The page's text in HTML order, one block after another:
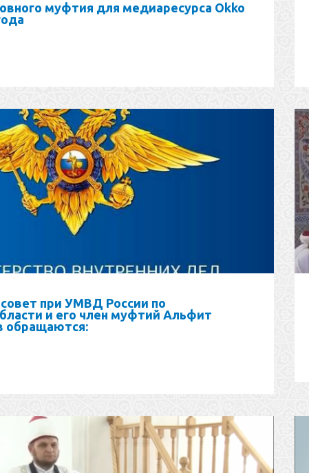
муфтия для медиаресурса Okko
при УМВД России по
и его член муфтий Альфит
обращаются: